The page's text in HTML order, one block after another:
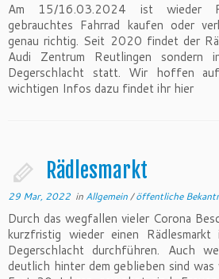
Am 15/16.03.2024 ist wieder
gebrauchtes Fahrrad kaufen oder
genau richtig. Seit 2020 findet der
Audi Zentrum Reutlingen sondern
Degerschlacht statt. Wir hoffen
wichtigen Infos dazu findet ihr hier
Rädlesmarkt
29 Mar, 2022 in Allgemein/öffentliche
Durch das wegfallen vieler Corona
kurzfristig wieder einen
Degerschlacht durchführen. Auch
deutlich hinter dem geblieben sind was